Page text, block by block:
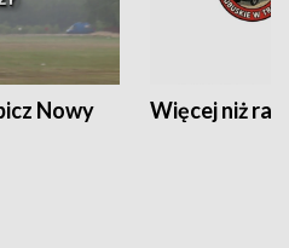
Nowy
Więcej niż rajd